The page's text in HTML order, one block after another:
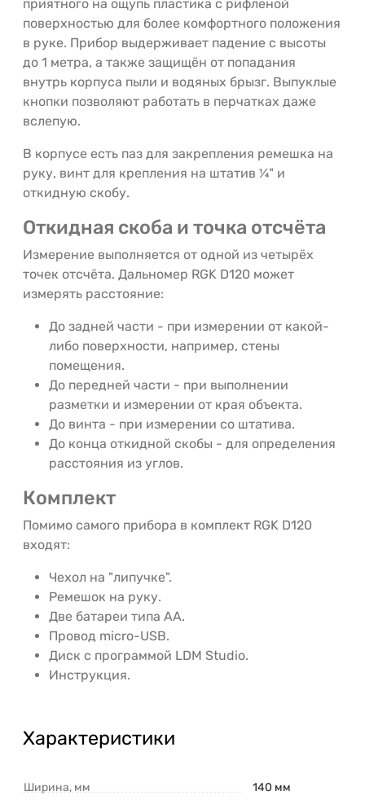
приятного на ощупь пластика с рифлёной
поверхностью для более комфортного положения
в руке. Прибор выдерживает падение с высоты
до 1 метра, а также защищён от попадания
внутрь корпуса пыли и водяных брызг. Выпуклые
кнопки позволяют работать в перчатках даже
вслепую.
В корпусе есть паз для закрепления ремешка на
руку, винт для крепления на штатив ¼" и
откидную скобу.
Откидная скоба и точка отсчёта
Измерение выполняется от одной из четырёх
точек отсчёта. Дальномер RGK D120 может
измерять расстояние:
До задней части - при измерении от какой-
либо поверхности, например, стены
помещения.
До передней части - при выполнении
разметки и измерении от края объекта.
До винта - при измерении со штатива.
До конца откидной скобы - для определения
расстояния из углов.
Комплект
Помимо самого прибора в комплект RGK D120
входят:
Чехол на "липучке".
Ремешок на руку.
Две батареи типа АА.
Провод micro-USB.
Диск с программой LDM Studio.
Инструкция.
Характеристики
Ширина, мм 140 мм